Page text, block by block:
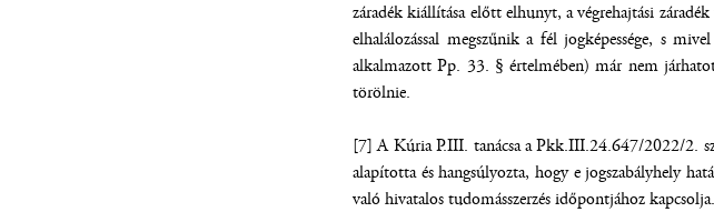
záradék kiállítása előtt elhunyt, a végrehajtási
elhalálozással megszűnik a fél jogképessége, s
alkalmazott Pp. 33. § értelmében) már nem
törölnie.
[7] A Kúria P.III. tanácsa a Pkk.III.24.647/2022/2.
alapította és hangsúlyozta, hogy e jogszabályhely
való hivatalos tudomásszerzés időpontjához